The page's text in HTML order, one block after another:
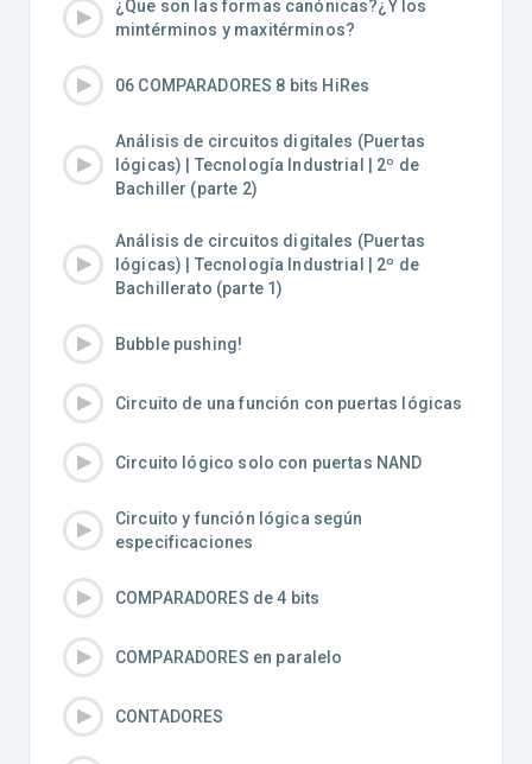
¿Que son las formas canónicas?¿Y los
mintérminos y maxitérminos?
06 COMPARADORES 8 bits HiRes
Análisis de circuitos digitales (Puertas
lógicas) | Tecnología Industrial | 2º de
Bachiller (parte 2)
Análisis de circuitos digitales (Puertas
lógicas) | Tecnología Industrial | 2º de
Bachillerato (parte 1)
Bubble pushing!
Circuito de una función con puertas lógicas
Circuito lógico solo con puertas NAND
Circuito y función lógica según
especificaciones
COMPARADORES de 4 bits
COMPARADORES en paralelo
CONTADORES